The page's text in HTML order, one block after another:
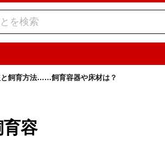
飼育方法……飼育容器や床材は？
容